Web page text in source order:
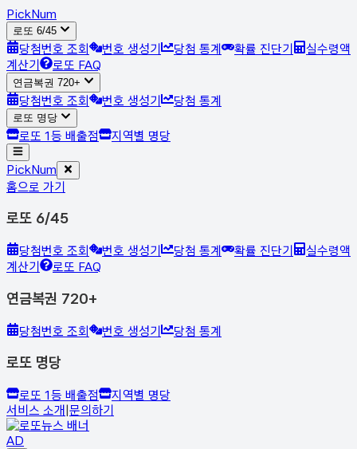
PickNum
로또 6/45
당첨번호 조회 번호 생성기 당첨 통계 확률 진단기
실수령액
계산기
로또 FAQ
연금복권 720+
당첨번호 조회 번호 생성기 당첨 통계
로또 명당
로또 1등 배출점 지역별 명당
PickNum
홈으로 가기
로또 6/45
당첨번호 조회 번호 생성기 당첨 통계 확률 진단기
실수령액
계산기
로또 FAQ
연금복권 720+
당첨번호 조회 번호 생성기 당첨 통계
로또 명당
로또 1등 배출점
지역별 명당
서비스 소개|문의하기
AD